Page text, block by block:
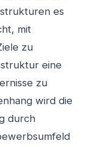
es
mit
zu
eine
zu
wird die
durch